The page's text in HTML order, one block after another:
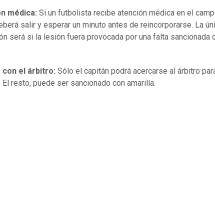
médica: Si un futbolista recibe atención médica en el
salir y esperar un minuto antes de reincorporarse. La
será si la lesión fuera provocada por una falta sancionada
con el árbitro: Sólo el capitán podrá acercarse al árbitro
El resto, puede ser sancionado con amarilla.